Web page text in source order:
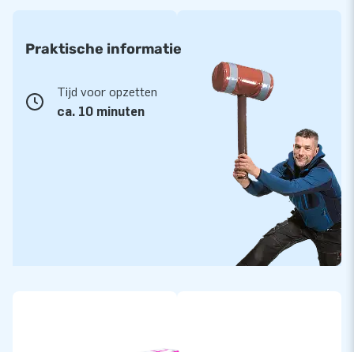
Praktische informatie
Tijd voor opzetten
ca. 10 minuten